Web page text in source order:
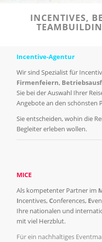
INCENTIVES,
Incentive-Agentur
Wir sind Spezialist für
Firmenfeiern,
Sie bei der Auswahl Ihrer
Angebote an den schönsten
Sie entscheiden, wohin die
Begleiter erleben wollen.
MICE
Als kompetenter Partner im
Incentives,Conferences, E
Ihre nationalen und
mit viel Herzblut.
Für ein nachhaltiges